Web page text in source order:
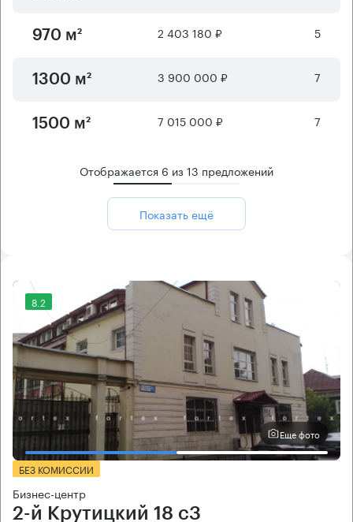
970 м² 2 403 180 ₽ 5
1300 м² 3 900 000 ₽ 7
1500 м² 7 015 000 ₽ 7
Отображается 6 из13 предложений
Показать ещё
8.2
Еще фото
БЕЗ КОМИССИИ
Бизнес-центр
2-й Крутицкий 18 с3